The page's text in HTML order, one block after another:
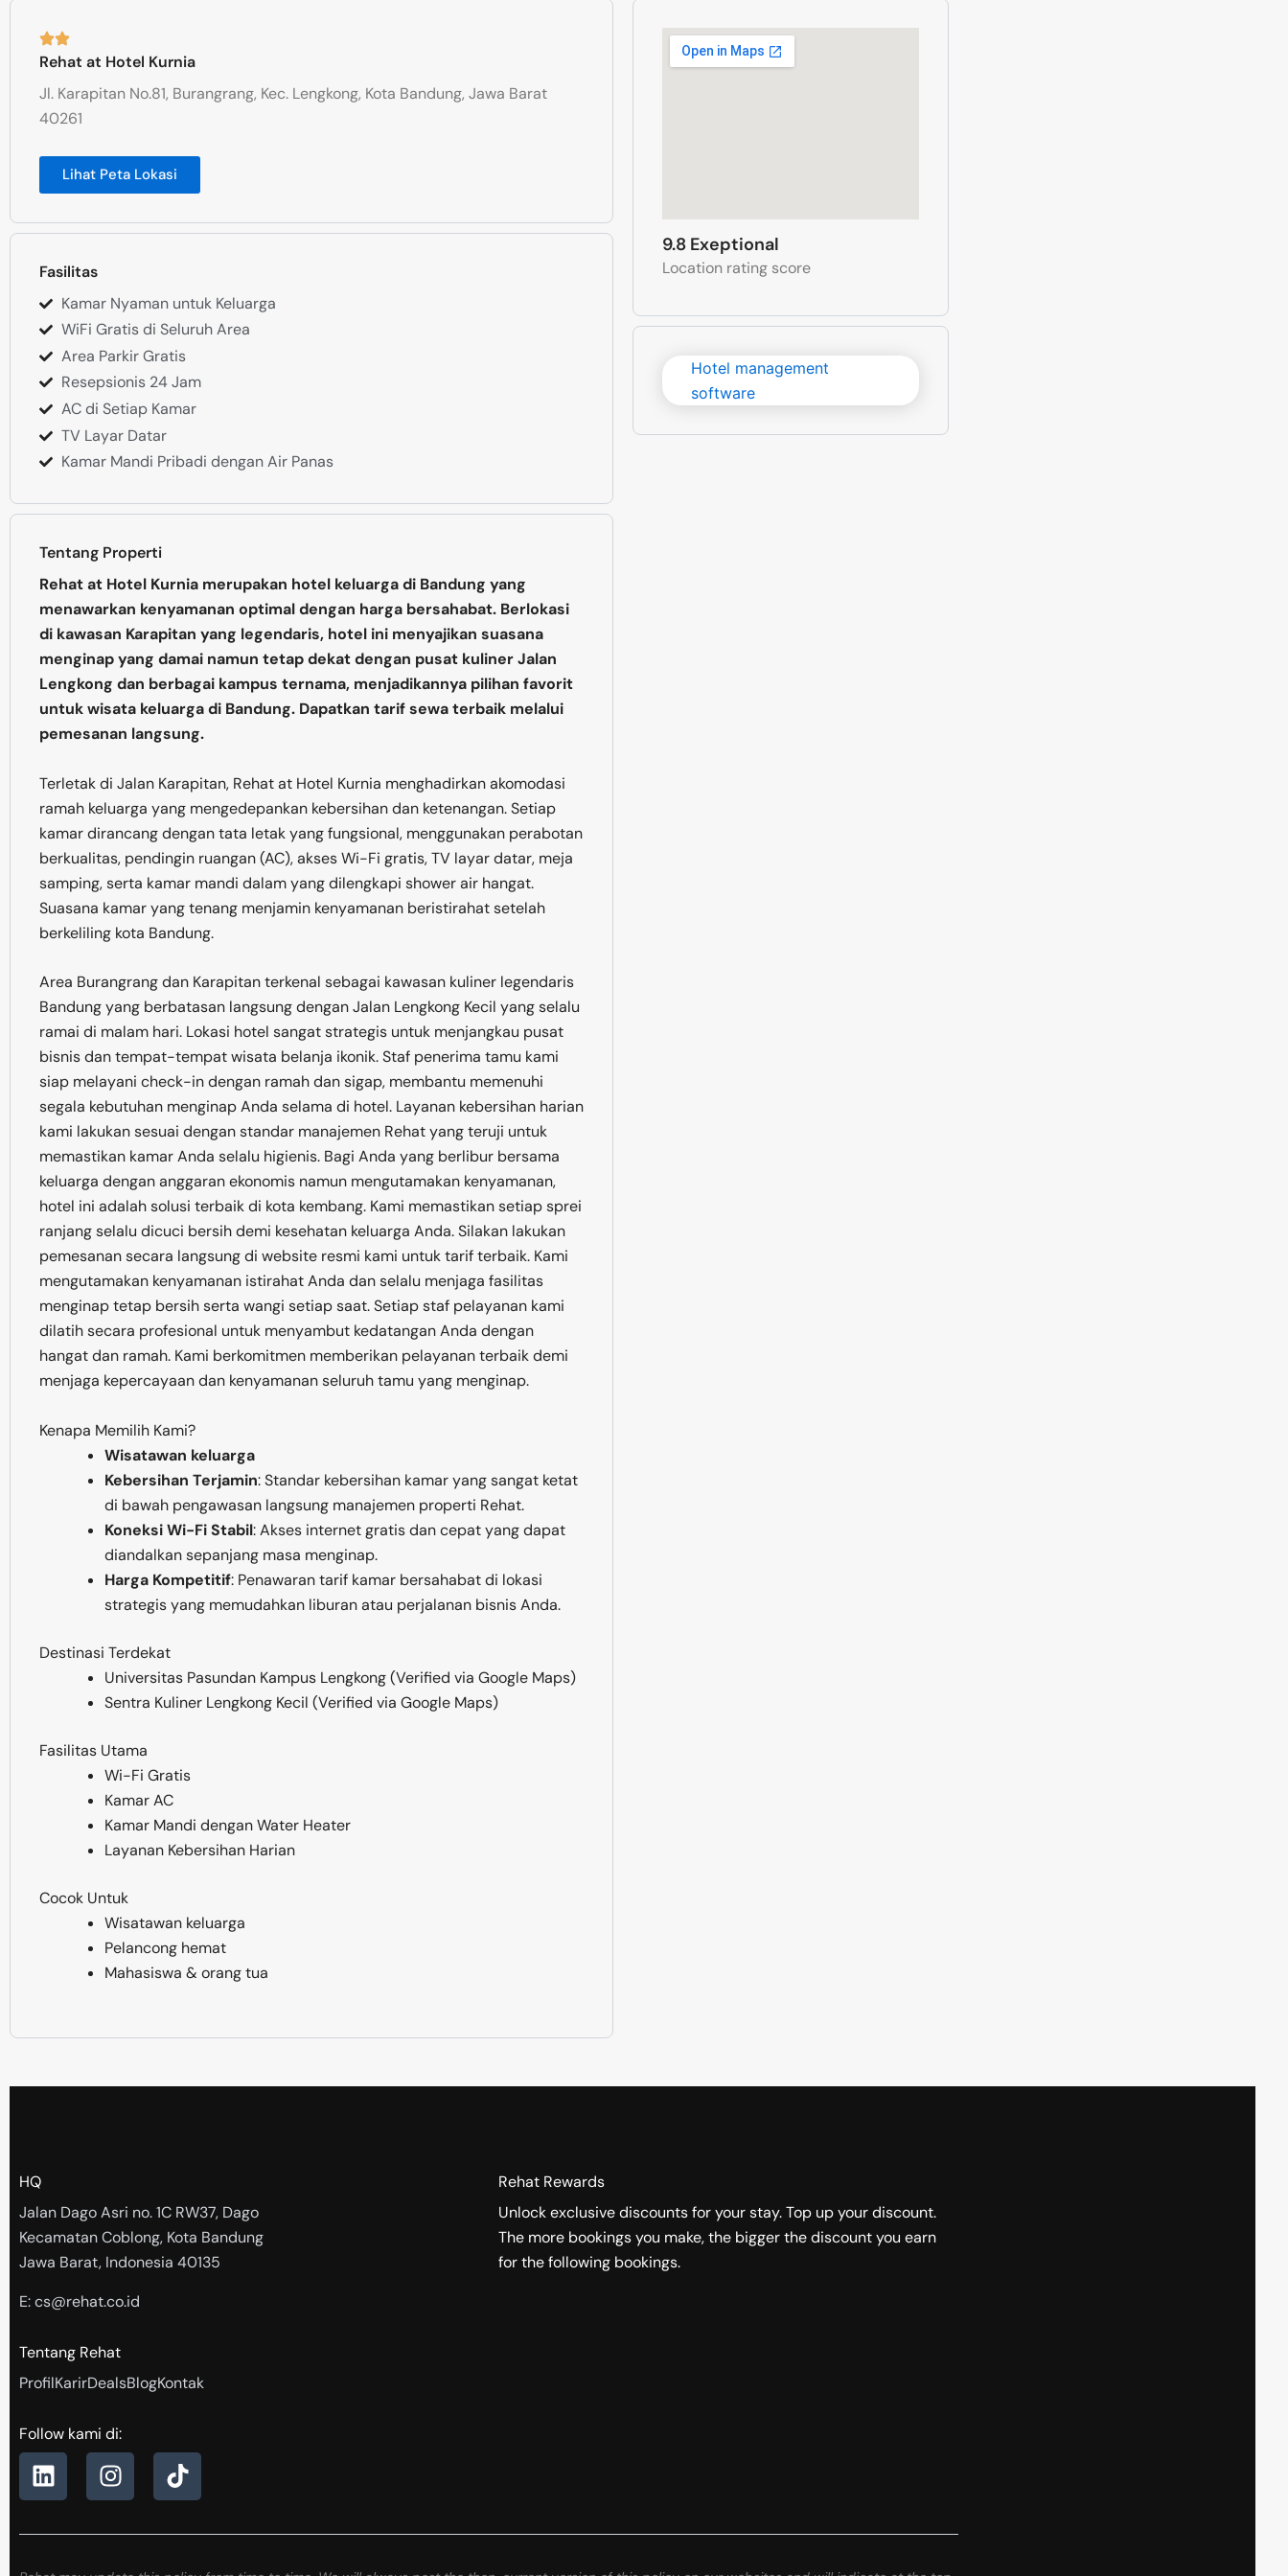
Rehat at Hotel Kurnia
Jl. Karapitan No.81, Burangrang, Kec. Lengkong, Kota Bandung, Jawa Barat
40261
Lihat Peta Lokasi
Fasilitas
Kamar Nyaman untuk Keluarga
WiFi Gratis di Seluruh Area
Area Parkir Gratis
Resepsionis 24 Jam
AC di Setiap Kamar
TV Layar Datar
Kamar Mandi Pribadi dengan Air Panas
Tentang Properti
Rehat at Hotel Kurnia merupakan hotel keluarga di Bandung yang
menawarkan kenyamanan optimal dengan harga bersahabat. Berlokasi
di kawasan Karapitan yang legendaris, hotel ini menyajikan suasana
menginap yang damai namun tetap dekat dengan pusat kuliner Jalan
Lengkong dan berbagai kampus ternama, menjadikannya pilihan favorit
untuk wisata keluarga di Bandung. Dapatkan tarif sewa terbaik melalui
pemesanan langsung.
Terletak di Jalan Karapitan, Rehat at Hotel Kurnia menghadirkan akomodasi
ramah keluarga yang mengedepankan kebersihan dan ketenangan. Setiap
kamar dirancang dengan tata letak yang fungsional, menggunakan perabotan
berkualitas, pendingin ruangan (AC), akses Wi-Fi gratis, TV layar datar, meja
samping, serta kamar mandi dalam yang dilengkapi shower air hangat.
Suasana kamar yang tenang menjamin kenyamanan beristirahat setelah
berkeliling kota Bandung.
Area Burangrang dan Karapitan terkenal sebagai kawasan kuliner legendaris
Bandung yang berbatasan langsung dengan Jalan Lengkong Kecil yang selalu
ramai di malam hari. Lokasi hotel sangat strategis untuk menjangkau pusat
bisnis dan tempat-tempat wisata belanja ikonik. Staf penerima tamu kami
siap melayani check-in dengan ramah dan sigap, membantu memenuhi
segala kebutuhan menginap Anda selama di hotel. Layanan kebersihan harian
kami lakukan sesuai dengan standar manajemen Rehat yang teruji untuk
memastikan kamar Anda selalu higienis. Bagi Anda yang berlibur bersama
keluarga dengan anggaran ekonomis namun mengutamakan kenyamanan,
hotel ini adalah solusi terbaik di kota kembang. Kami memastikan setiap sprei
ranjang selalu dicuci bersih demi kesehatan keluarga Anda. Silakan lakukan
pemesanan secara langsung di website resmi kami untuk tarif terbaik. Kami
mengutamakan kenyamanan istirahat Anda dan selalu menjaga fasilitas
menginap tetap bersih serta wangi setiap saat. Setiap staf pelayanan kami
dilatih secara profesional untuk menyambut kedatangan Anda dengan
hangat dan ramah. Kami berkomitmen memberikan pelayanan terbaik demi
menjaga kepercayaan dan kenyamanan seluruh tamu yang menginap.
Kenapa Memilih Kami?
Wisatawan keluarga
Kebersihan Terjamin: Standar kebersihan kamar yang sangat ketat
di bawah pengawasan langsung manajemen properti Rehat.
Koneksi Wi-Fi Stabil: Akses internet gratis dan cepat yang dapat
diandalkan sepanjang masa menginap.
Harga Kompetitif: Penawaran tarif kamar bersahabat di lokasi
strategis yang memudahkan liburan atau perjalanan bisnis Anda.
Destinasi Terdekat
Universitas Pasundan Kampus Lengkong (Verified via Google Maps)
Sentra Kuliner Lengkong Kecil (Verified via Google Maps)
Fasilitas Utama
Wi-Fi Gratis
Kamar AC
Kamar Mandi dengan Water Heater
Layanan Kebersihan Harian
Cocok Untuk
Wisatawan keluarga
Pelancong hemat
Mahasiswa & orang tua
9.8 Exeptional
Location rating score
Hotel management
software
HQ
Jalan Dago Asri no. 1C RW37, Dago
Kecamatan Coblong, Kota Bandung
Jawa Barat, Indonesia 40135
E: cs@rehat.co.id
Tentang Rehat
ProfilKarirDealsBlogKontak
Follow kami di:
L
i
k
I
n
t
T
i
t
Rehat Rewards
Unlock exclusive discounts for your stay. Top up your discount.
The more bookings you make, the bigger the discount you earn
for the following bookings.